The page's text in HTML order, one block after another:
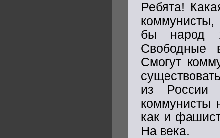
Ребята!
бы народ
Свободные
Смогут
из России
коммунисты
как и
На века.